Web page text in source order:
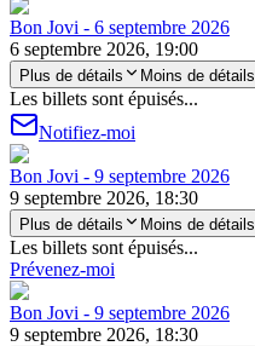
Bon Jovi - 6 septembre 2026
6 septembre 2026, 19:00
Plus de détails Moins de détails
Les billets sont épuisés...
Notifiez-moi
Bon Jovi - 9 septembre 2026
9 septembre 2026, 18:30
Plus de détails Moins de détails
Les billets sont épuisés...
Prévenez-moi
Bon Jovi - 9 septembre 2026
9 septembre 2026, 18:30